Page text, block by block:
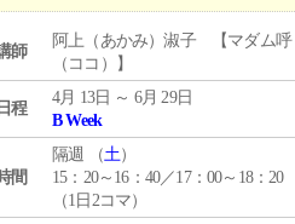
師
阿上（あかみ）淑子 【マダム呼
（ココ）】
日程
4月 13日 ～ 6月 29日
B Week
間
隔週 （土）
15：20～16：40／17：00～18：20
（1日2コマ）